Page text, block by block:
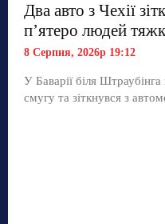
Два авто з Чехії
п’ятеро людей
8 Серпня, 2026р 19:12
У Баварії біля Штраубінга
смугу та зіткнувся з